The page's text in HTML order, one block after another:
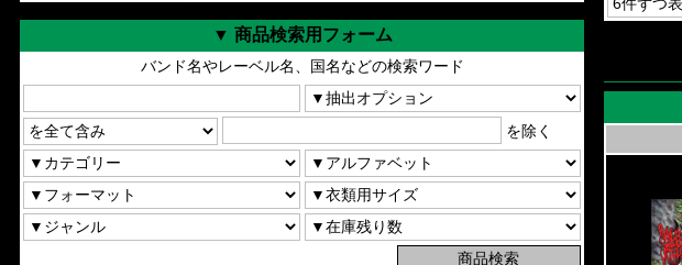
▼ 商品検索用フォーム
バンド名やレーベル名、国名などの検索ワード
を除く